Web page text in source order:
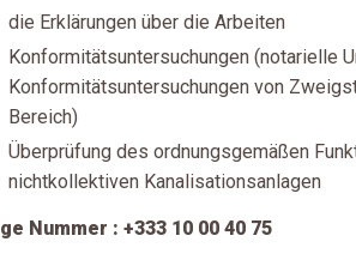
die Erklärungen über die Arbeiten
Konformitätsuntersuchungen (notarielle
Konformitätsuntersuchungen von
Bereich)
Überprüfung des ordnungsgemäßen
nichtkollektiven Kanalisationsanlagen
Nummer : +333 10 00 40 75